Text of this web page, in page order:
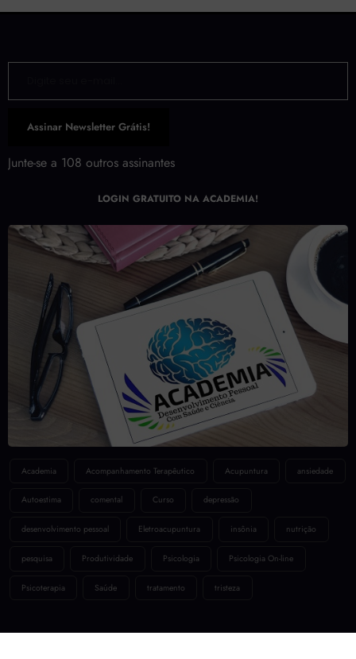
Digite seu e-mail…
Assinar Newsletter Grátis!
Junte-se a 108 outros assinantes
LOGIN GRATUITO NA ACADEMIA!
Academia Acompanhamento Terapêutico Acupuntura ansiedade
Autoestima comental Curso depressão
desenvolvimento pessoal Eletroacupuntura insônia nutrição
pesquisa Produtividade Psicologia Psicologia On-line
Psicoterapia Saúde tratamento tristeza